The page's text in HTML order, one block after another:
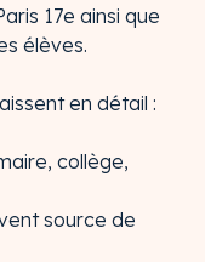
17e ainsi que
élèves.
en détail :
collège,
source de